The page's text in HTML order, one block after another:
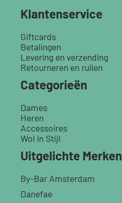
Klantenservice
Giftcards
Betalingen
Levering en verzending
Retourneren en ruilen
Categorieën
Dames
Heren
Accessoires
Wol in Stijl
Uitgelichte Merken
By-Bar Amsterdam
Danefae